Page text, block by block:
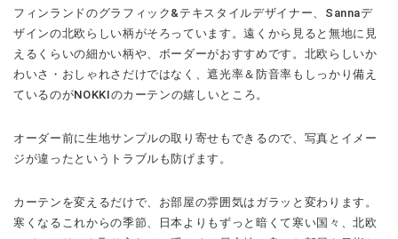
フィンランドのグラフィック&テキスタイルデザイナー、Sannaデ
ザインの北欧らしい柄がそろっています。遠くから見ると無地に見
えるくらいの細かい柄や、ボーダーがおすすめです。北欧らしいか
わいさ・おしゃれさだけではなく、遮光率＆防音率もしっかり備え
ているのがNOKKIのカーテンの嬉しいところ。
オーダー前に生地サンプルの取り寄せもできるので、写真とイメー
ジが違ったというトラブルも防げます。
カーテンを変えるだけで、お部屋の雰囲気はガラッと変わります。
寒くなるこれからの季節、日本よりもずっと暗くて寒い国々、北欧